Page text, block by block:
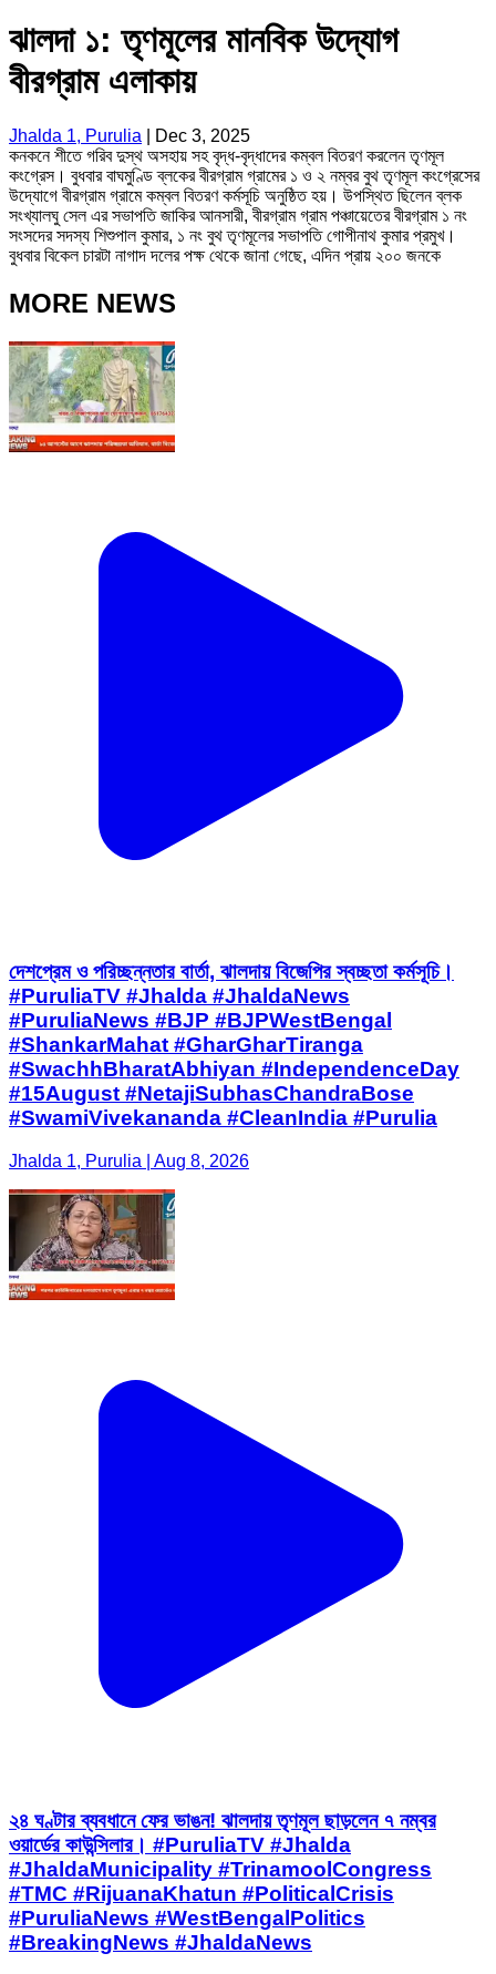
ঝালদা ১: তৃণমূলের মানবিক উদ্যোগ
বীরগ্রাম এলাকায়
Jhalda 1, Purulia
Dec 3, 2025
কনকনে শীতে গরিব দুস্থ অসহায় সহ বৃদ্ধ-বৃদ্ধাদের কম্বল বিতরণ করলেন তৃণমূল
কংগ্রেস। বুধবার বাঘমুণ্ডি ব্লকের বীরগ্রাম গ্রামের ১ ও ২ নম্বর বুথ তৃণমূল কংগ্রেসের
উদ্যোগে বীরগ্রাম গ্রামে কম্বল বিতরণ কর্মসূচি অনুষ্ঠিত হয়। উপস্থিত ছিলেন ব্লক
সংখ্যালঘু সেল এর সভাপতি জাকির আনসারী, বীরগ্রাম গ্রাম পঞ্চায়েতের বীরগ্রাম ১ নং
সংসদের সদস্য শিশুপাল কুমার, ১ নং বুথ তৃণমূলের সভাপতি গোপীনাথ কুমার প্রমুখ।
বুধবার বিকেল চারটা নাগাদ দলের পক্ষ থেকে জানা গেছে, এদিন প্রায় ২০০ জনকে
MORE NEWS
দেশপ্রেম ও পরিচ্ছন্নতার বার্তা, ঝালদায় বিজেপির স্বচ্ছতা কর্মসূচি।
#PuruliaTV #Jhalda #JhaldaNews
#PuruliaNews #BJP #BJPWestBengal
#ShankarMahat #GharGharTiranga
#SwachhBharatAbhiyan #IndependenceDay
#15August #NetajiSubhasChandraBose
#SwamiVivekananda #CleanIndia #Purulia
Jhalda 1, Purulia | Aug 8, 2026
২৪ ঘণ্টার ব্যবধানে ফের ভাঙন! ঝালদায় তৃণমূল ছাড়লেন ৭ নম্বর
ওয়ার্ডের কাউন্সিলার। #PuruliaTV #Jhalda
#JhaldaMunicipality #TrinamoolCongress
#TMC #RijuanaKhatun #PoliticalCrisis
#PuruliaNews #WestBengalPolitics
#BreakingNews #JhaldaNews